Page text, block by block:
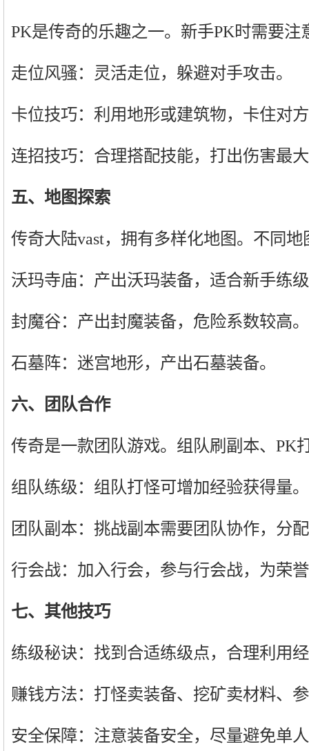
PK是传奇的乐趣之一。新手PK时需要注
走位风骚：灵活走位，躲避对手攻击。
卡位技巧：利用地形或建筑物，卡住对
连招技巧：合理搭配技能，打出伤害最
五、地图探索
传奇大陆vast，拥有多样化地图。不同
沃玛寺庙：产出沃玛装备，适合新手练
封魔谷：产出封魔装备，危险系数较高。
石墓阵：迷宫地形，产出石墓装备。
六、团队合作
传奇是一款团队游戏。组队刷副本、PK
组队练级：组队打怪可增加经验获得量。
团队副本：挑战副本需要团队协作，分
行会战：加入行会，参与行会战，为荣
七、其他技巧
练级秘诀：找到合适练级点，合理利用
赚钱方法：打怪卖装备、挖矿卖材料、
安全保障：注意装备安全，尽量避免单